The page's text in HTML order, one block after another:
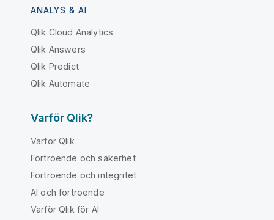
ANALYS & AI
Qlik Cloud Analytics
Qlik Answers
Qlik Predict
Qlik Automate
Varför Qlik?
Varför Qlik
Förtroende och säkerhet
Förtroende och integritet
AI och förtroende
Varför Qlik för AI